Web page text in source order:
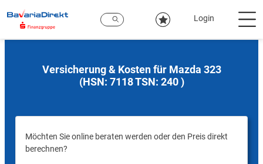
Hauptinhalt
Login
Versicherung & Kosten für Mazda 323
(HSN: 7118 TSN: 240 )
Möchten Sie online beraten werden oder den Preis direkt
berechnen?